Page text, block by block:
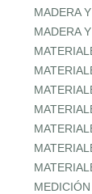
MADERA
MADERA